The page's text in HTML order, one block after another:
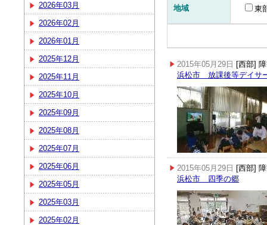
2026年03月
2026年02月
2026年01月
2025年12月
2025年11月
2025年10月
2025年09月
2025年08月
2025年07月
2025年06月
2025年05月
2025年03月
2025年02月
地域 東
2015年05月29日 [西部]
浜松市 放課後等デイサ
2015年05月29日 [西部]
浜松市 四季の郷